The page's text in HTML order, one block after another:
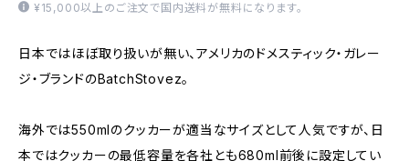
¥15,000以上のご注文で国内送料が無料になります。
日本ではほぼ取り扱いが無い、アメリカのドメスティック・ガレー
ジ・ブランドのBatchStovez。
海外では550mlのクッカーが適当なサイズとして人気ですが、日
本ではクッカーの最低容量を各社とも680ml前後に設定してい